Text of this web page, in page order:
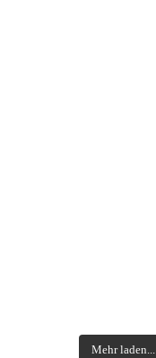
Mehr laden...